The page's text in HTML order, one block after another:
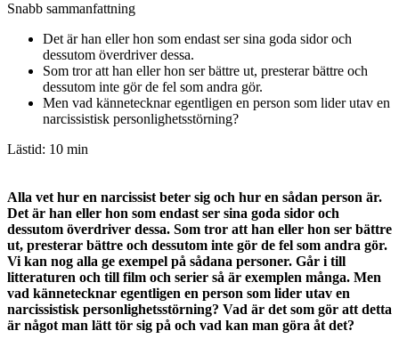
Snabb sammanfattning
Det är han eller hon som endast ser sina goda sidor och
dessutom överdriver dessa.
Som tror att han eller hon ser bättre ut, presterar bättre och
dessutom inte gör de fel som andra gör.
Men vad kännetecknar egentligen en person som lider utav en
narcissistisk personlighetsstörning?
Lästid: 10 min
Alla vet hur en narcissist beter sig och hur en sådan person är.
Det är han eller hon som endast ser sina goda sidor och
dessutom överdriver dessa. Som tror att han eller hon ser bättre
ut, presterar bättre och dessutom inte gör de fel som andra gör.
Vi kan nog alla ge exempel på sådana personer. Går i till
litteraturen och till film och serier så är exemplen många. Men
vad kännetecknar egentligen en person som lider utav en
narcissistisk personlighetsstörning? Vad är det som gör att detta
är något man lätt tör sig på och vad kan man göra åt det?